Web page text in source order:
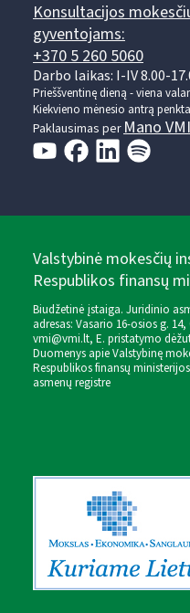
Konsultacijos
gyventojams:
+370 5 260 5060
Darbo laikas: I-IV 8.00-
Prieššventinę dieną - viena
Kiekvieno mėnesio antrą
Paklausimas perMano VMI
Valstybinė mokesčių
Respublikos finansų
Biudžetinė įstaiga. Juridinio
adresas: Vasario 16-osios g.
vmi@vmi.lt, E. pristatymo
Duomenys apie Valstybinę
Respublikos finansų
asmenų registre